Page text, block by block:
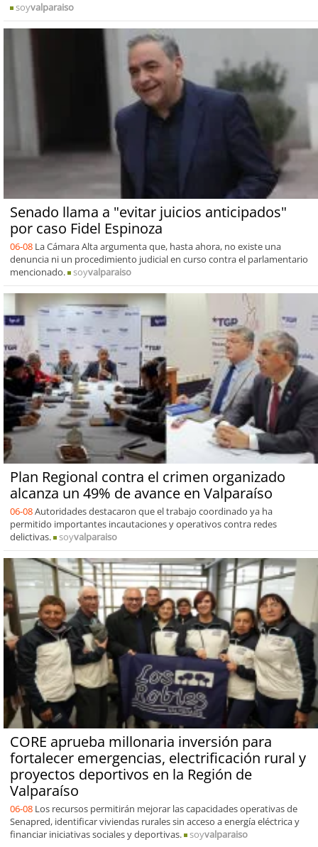
soyvalparaiso
Senado llama a "evitar juicios anticipados"
por caso Fidel Espinoza
06-08 La Cámara Alta argumenta que, hasta ahora, no existe una
denuncia ni un procedimiento judicial en curso contra el parlamentario
mencionado.
soyvalparaiso
Plan Regional contra el crimen organizado
alcanza un 49% de avance en Valparaíso
06-08Autoridades destacaron que el trabajo coordinado ya ha
permitido importantes incautaciones y operativos contra redes
delictivas.
soyvalparaiso
CORE aprueba millonaria inversión para
fortalecer emergencias, electrificación rural y
proyectos deportivos en la Región de
Valparaíso
06-08 Los recursos permitirán mejorar las capacidades operativas de
Senapred, identificar viviendas rurales sin acceso a energía eléctrica y
financiar iniciativas sociales y deportivas.
soyvalparaiso